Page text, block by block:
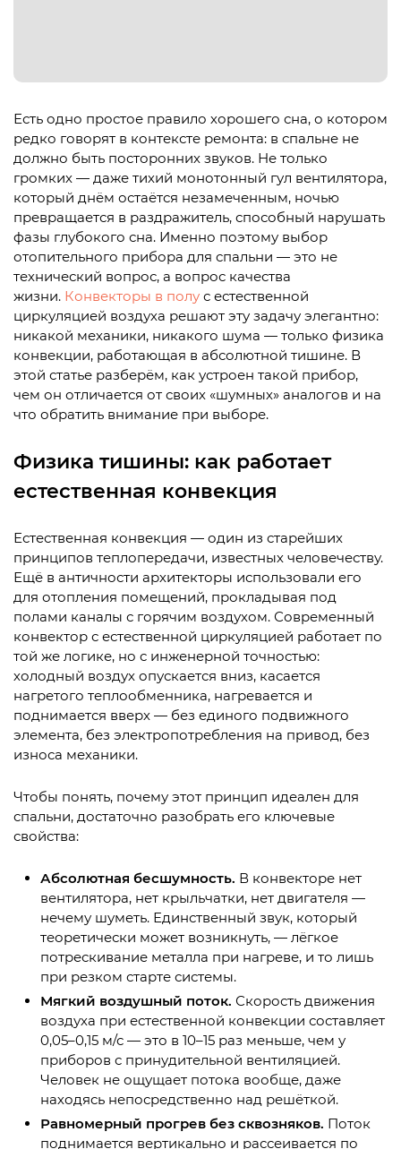
Есть одно простое правило хорошего сна, о котором
редко говорят в контексте ремонта: в спальне не
должно быть посторонних звуков. Не только
громких — даже тихий монотонный гул вентилятора,
который днём остаётся незамеченным, ночью
превращается в раздражитель, способный нарушать
фазы глубокого сна. Именно поэтому выбор
отопительного прибора для спальни — это не
технический вопрос, а вопрос качества
жизни. Конвекторы в полу с естественной
циркуляцией воздуха решают эту задачу элегантно:
никакой механики, никакого шума — только физика
конвекции, работающая в абсолютной тишине. В
этой статье разберём, как устроен такой прибор,
чем он отличается от своих «шумных» аналогов и на
что обратить внимание при выборе.
Физика тишины: как работает
естественная конвекция
Естественная конвекция — один из старейших
принципов теплопередачи, известных человечеству.
Ещё в античности архитекторы использовали его
для отопления помещений, прокладывая под
полами каналы с горячим воздухом. Современный
конвектор с естественной циркуляцией работает по
той же логике, но с инженерной точностью:
холодный воздух опускается вниз, касается
нагретого теплообменника, нагревается и
поднимается вверх — без единого подвижного
элемента, без электропотребления на привод, без
износа механики.
Чтобы понять, почему этот принцип идеален для
спальни, достаточно разобрать его ключевые
свойства:
Абсолютная бесшумность. В конвекторе нет
вентилятора, нет крыльчатки, нет двигателя —
нечему шуметь. Единственный звук, который
теоретически может возникнуть, — лёгкое
потрескивание металла при нагреве, и то лишь
при резком старте системы.
Мягкий воздушный поток. Скорость движения
воздуха при естественной конвекции составляет
0,05–0,15 м/с — это в 10–15 раз меньше, чем у
приборов с принудительной вентиляцией.
Человек не ощущает потока вообще, даже
находясь непосредственно над решёткой.
Равномерный прогрев без сквозняков. Поток
поднимается вертикально и рассеивается по